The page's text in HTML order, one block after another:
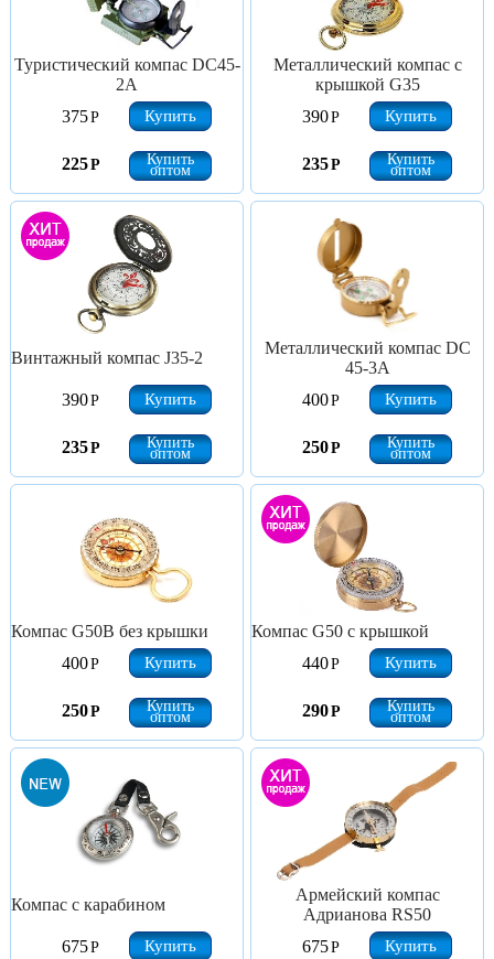
Туристический компас DC45-
2A
375Р Купить
225Р Купить
оптом
Металлический компас с
крышкой G35
390Р Купить
235Р Купить
оптом
Винтажный компас J35-2
390Р Купить
235Р Купить
оптом
Металлический компас DC
45-3A
400Р Купить
250Р Купить
оптом
Компас G50B без крышки
400Р Купить
250Р Купить
оптом
Компас G50 с крышкой
440Р Купить
290Р Купить
оптом
Компас с карабином
675Р Купить
Армейский компас
Адрианова RS50
675Р Купить